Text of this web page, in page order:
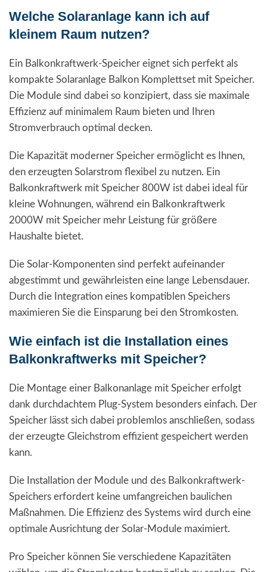
Welche Solaranlage kann ich auf
kleinem Raum nutzen?
Ein Balkonkraftwerk-Speicher eignet sich perfekt als
kompakte Solaranlage Balkon Komplettset mit Speicher.
Die Module sind dabei so konzipiert, dass sie maximale
Effizienz auf minimalem Raum bieten und Ihren
Stromverbrauch optimal decken.
Die Kapazität moderner Speicher ermöglicht es Ihnen,
den erzeugten Solarstrom flexibel zu nutzen. Ein
Balkonkraftwerk mit Speicher 800W ist dabei ideal für
kleine Wohnungen, während ein Balkonkraftwerk
2000W mit Speicher mehr Leistung für größere
Haushalte bietet.
Die Solar-Komponenten sind perfekt aufeinander
abgestimmt und gewährleisten eine lange Lebensdauer.
Durch die Integration eines kompatiblen Speichers
maximieren Sie die Einsparung bei den Stromkosten.
Wie einfach ist die Installation eines
Balkonkraftwerks mit Speicher?
Die Montage einer Balkonanlage mit Speicher erfolgt
dank durchdachtem Plug-System besonders einfach. Der
Speicher lässt sich dabei problemlos anschließen, sodass
der erzeugte Gleichstrom effizient gespeichert werden
kann.
Die Installation der Module und des Balkonkraftwerk-
Speichers erfordert keine umfangreichen baulichen
Maßnahmen. Die Effizienz des Systems wird durch eine
optimale Ausrichtung der Solar-Module maximiert.
Pro Speicher können Sie verschiedene Kapazitäten